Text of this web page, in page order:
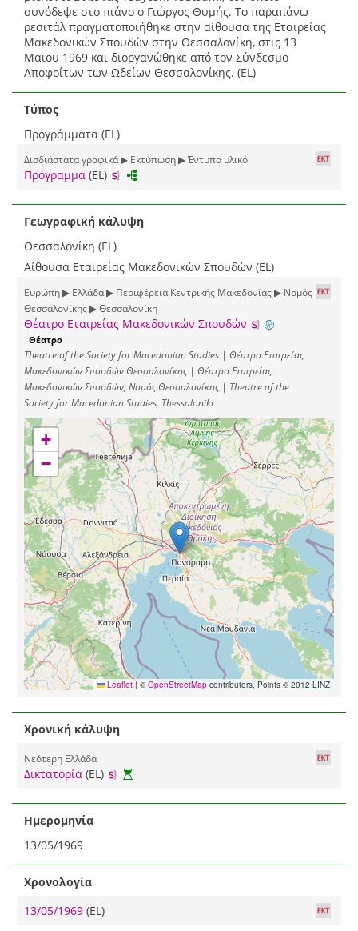
συνόδεψε στο πιάνο ο Γιώργος Θυμής. Το παραπάνω
ρεσιτάλ πραγματοποιήθηκε στην αίθουσα της Εταιρείας
Μακεδονικών Σπουδών στην Θεσσαλονίκη, στις 13
Μαϊου 1969 και διοργανώθηκε από τον Σύνδεσμο
Αποφοίτων των Ωδείων Θεσσαλονίκης. (EL)
Τύπος
Προγράμματα (EL)
Δισδιάστατα γραφικά ▶ Εκτύπωση ▶ Έντυπο υλικό
Πρόγραμμα (EL)
Γεωγραφική κάλυψη
Θεσσαλονίκη (EL)
Αίθουσα Εταιρείας Μακεδονικών Σπουδών (EL)
Ευρώπη ▶ Ελλάδα ▶ Περιφέρεια Κεντρικής Μακεδονίας ▶ Νομός
Θεσσαλονίκης ▶ Θεσσαλονίκη
Θέατρο Εταιρείας Μακεδονικών Σπουδών
Θέατρο
Theatre of the Society for Macedonian Studies | Θέατρο Εταιρείας
Μακεδονικών Σπουδών Θεσσαλονίκης | Θέατρο Εταιρείας
Μακεδονικών Σπουδών, Νομός Θεσσαλονίκης | Theatre of the
Society for Macedonian Studies, Thessaloniki
+
−
Leaflet | © OpenStreetMap contributors, Points © 2012 LINZ
Χρονική κάλυψη
Νεότερη Ελλάδα
Δικτατορία (EL)
Ημερομηνία
13/05/1969
Χρονολογία
13/05/1969 (EL)